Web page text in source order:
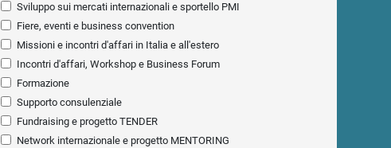
Sviluppo sui mercati internazionali e sportello PMI
Fiere, eventi e business convention
Missioni e incontri d'affari in Italia e all'estero
Incontri d'affari, Workshop e Business Forum
Formazione
Supporto consulenziale
Fundraising e progetto TENDER
Network internazionale e progetto MENTORING